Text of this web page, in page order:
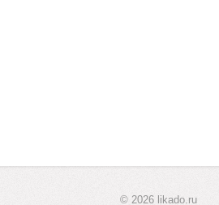
© 2026 likado.ru